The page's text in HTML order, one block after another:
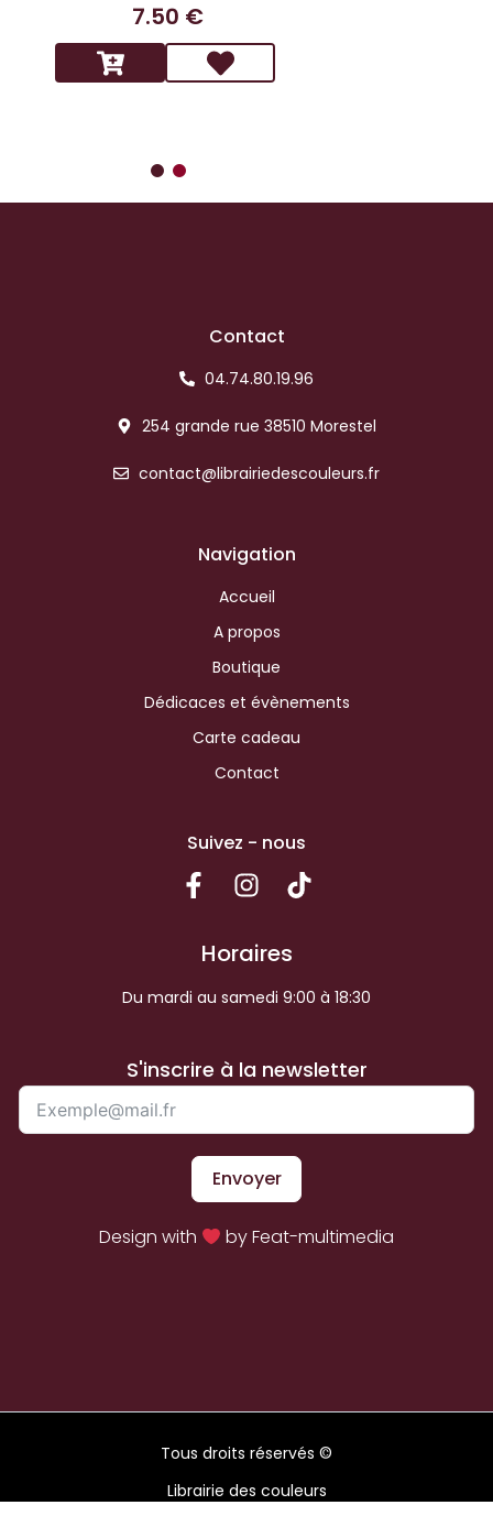
7.50 €
Contact
04.74.80.19.96
254 grande rue 38510 Morestel
contact@librairiedescouleurs.fr
Navigation
Accueil
A propos
Boutique
Dédicaces et évènements
Carte cadeau
Contact
Suivez - nous
Horaires
Du mardi au samedi 9:00 à 18:30
S'inscrire à la newsletter
Envoyer
Design with by Feat-multimedia
Tous droits réservés ©
Librairie des couleurs